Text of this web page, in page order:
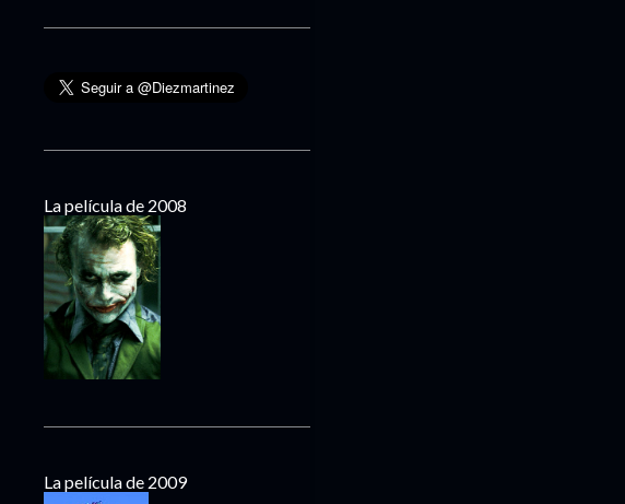
La película de 2008
La película de 2009